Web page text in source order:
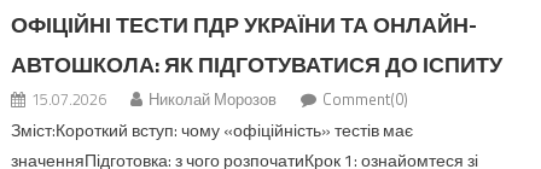
ОФІЦІЙНІ ТЕСТИ ПДР УКРАЇНИ ТА ОНЛАЙН-
АВТОШКОЛА: ЯК ПІДГОТУВАТИСЯ ДО ІСПИТУ
15.07.2026 Николай Морозов Comment(0)
Зміст:Короткий вступ: чому «офіційність» тестів має
значенняПідготовка: з чого розпочатиКрок 1: ознайомтеся зі